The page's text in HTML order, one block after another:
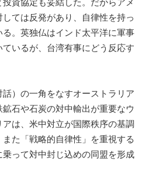
資協定も妥結した。だからアメ
ては反発があり、自律性を持っ
。英独仏はインド太平洋に軍事
いるが、台湾有事にどう反応す
）の一角をなすオーストラリア
石や石炭の対中輸出が重要なウ
は、米中対立が国際秩序の基調
た「戦略的自律性」を重視する
って対中封じ込めの同盟を形成